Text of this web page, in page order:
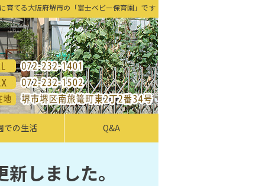
育てる大阪府堺市の「富士ベビー保育園」です
での生活 Q&A
しました。